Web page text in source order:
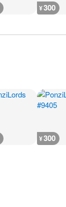
¥300
¥300